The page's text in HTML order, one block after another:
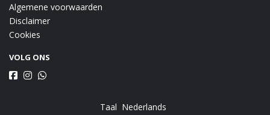
Algemene voorwaarden
Disclaimer
Cookies
VOLG ONS
Taal